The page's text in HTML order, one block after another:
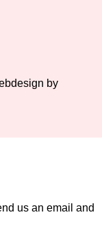
by
us an email and